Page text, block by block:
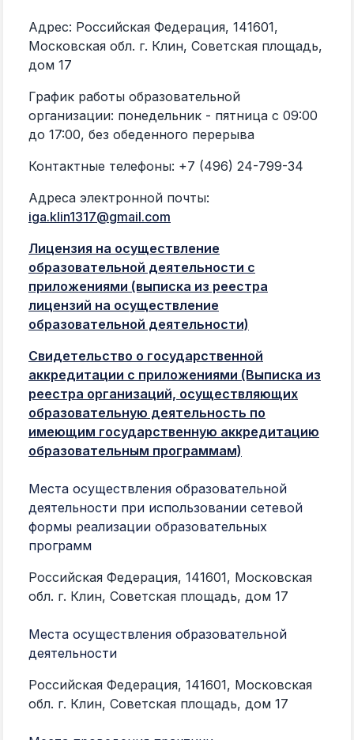
Физическое
лицо
Тараканова
Физическое
лицо
Тараканов
Александр
Физическое
лицо
Тараканов Иван
Адрес: Российская Федерация, 141601,
Московская обл. г. Клин, Советская площадь,
дом 17
График работы образовательной
организации: понедельник - пятница с 09:00
до 17:00, без обеденного перерыва
Контактные телефоны: +7 (496) 24-799-34
Адреса электронной почты:
iga.klin1317@gmail.com
Лицензия на осуществление
образовательной деятельности с
приложениями (выписка из реестра
лицензий на осуществление
образовательной деятельности)
Свидетельство о государственной
аккредитации c приложениями (Выписка из
реестра организаций, осуществляющих
образовательную деятельность по
имеющим государственную аккредитацию
образовательным программам)
Места осуществления образовательной
деятельности при использовании сетевой
формы реализации образовательных
программ
Российская Федерация, 141601, Московская
обл. г. Клин, Советская площадь, дом 17
Места осуществления образовательной
деятельности
Российская Федерация, 141601, Московская
обл. г. Клин, Советская площадь, дом 17